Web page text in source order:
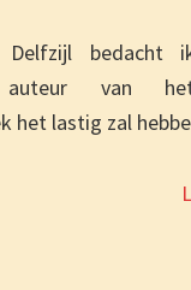
Delfzijl
auteur van
het lastig zal